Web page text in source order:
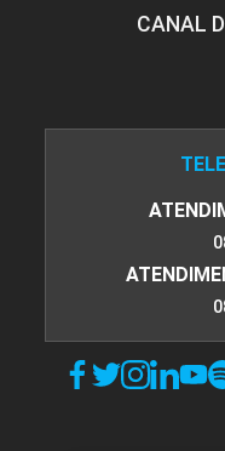
CANAL